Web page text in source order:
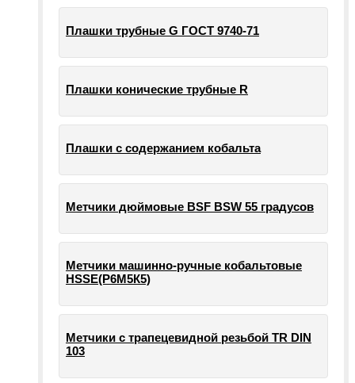
Плашки трубные G ГОСТ 9740-71
Плашки конические трубные R
Плашки с содержанием кобальта
Метчики дюймовые BSF BSW 55 градусов
Метчики машинно-ручные кобальтовые
HSSE(Р6М5К5)
Метчики с трапецевидной резьбой TR DIN
103